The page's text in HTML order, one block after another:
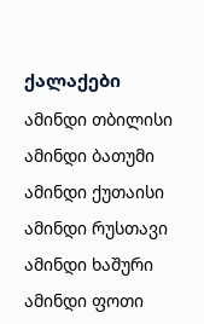
ქალაქები
ამინდი თბილისი
ამინდი ბათუმი
ამინდი ქუთაისი
ამინდი რუსთავი
ამინდი ხაშური
ამინდი ფოთი